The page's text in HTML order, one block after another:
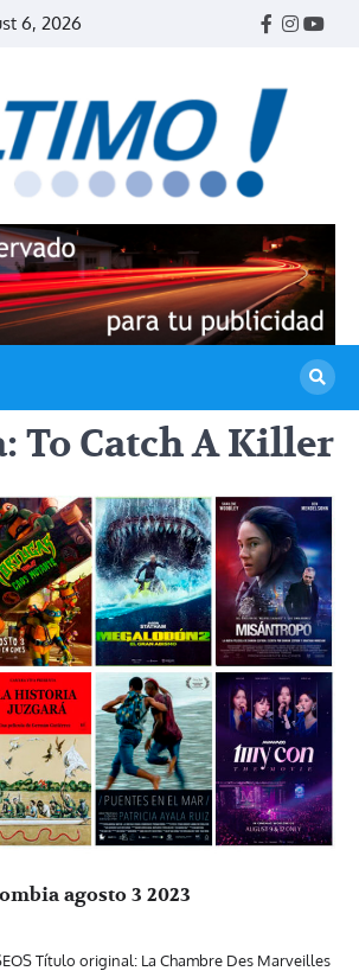
6, 2026
Facebook
To Catch A Killer
agosto 3 2023
Título original: La Chambre Des Marveilles